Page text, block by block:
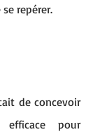
repérer.
de concevoir
pour